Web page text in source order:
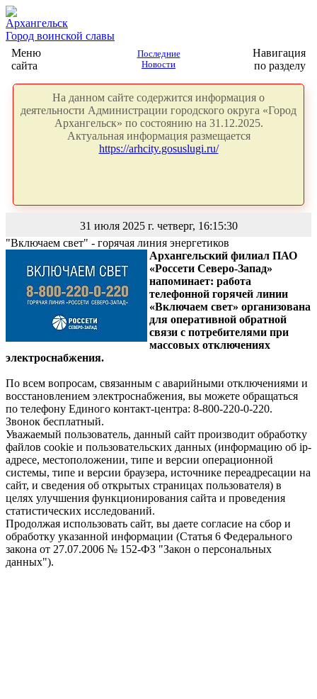
Архангельск
Город воинской славы
Меню
сайта
Последние
Новости
Навигация
по разделу
На данном сайте содержится информация о
деятельности Администрации городского округа «Город
Архангельск» по состоянию на 31.12.2025.
Актуальная информация размещается
https://arhcity.gosuslugi.ru/
31 июля 2025 г. четверг, 16:15:30
"Включаем свет" - горячая линия энергетиков
Архангельский филиал ПАО
«Россети Северо-Запад»
напоминает: работа
телефонной горячей линии
«Включаем свет» организована
для оперативной обратной
связи с потребителями при
массовых отключениях
электроснабжения.
По всем вопросам, связанным с аварийными отключениями и
восстановлением электроснабжения, вы можете обращаться
по телефону Единого контакт-центра: 8-800-220-0-220.
Звонок бесплатный.
Уважаемый пользователь, данный сайт производит обработку
файлов cookie и пользовательских данных (информацию об ip-
адресе, местоположении, типе и версии операционной
системы, типе и версии браузера, источнике переадресации на
сайт, и сведения об открытых страницах пользователя) в
целях улучшения функционирования сайта и проведения
статистических исследований.
Продолжая использовать сайт, вы даете согласие на сбор и
обработку указанной информации (Статья 6 Федерального
закона от 27.07.2006 № 152-ФЗ "Закон о персональных
данных").